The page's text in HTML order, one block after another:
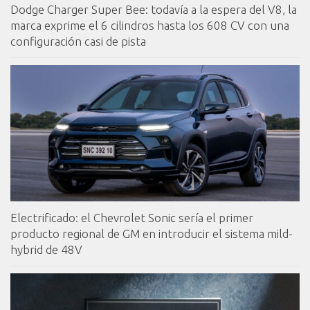
Dodge Charger Super Bee: todavía a la espera del V8, la
marca exprime el 6 cilindros hasta los 608 CV con una
configuración casi de pista
Electrificado: el Chevrolet Sonic sería el primer
producto regional de GM en introducir el sistema mild-
hybrid de 48V